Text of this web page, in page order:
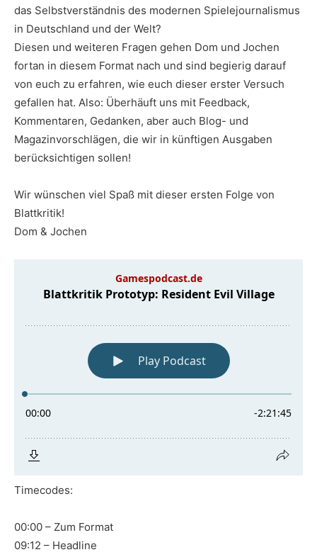
das Selbstverständnis des modernen Spielejournalismus
in Deutschland und der Welt?
Diesen und weiteren Fragen gehen Dom und Jochen
fortan in diesem Format nach und sind begierig darauf
von euch zu erfahren, wie euch dieser erster Versuch
gefallen hat. Also: Überhäuft uns mit Feedback,
Kommentaren, Gedanken, aber auch Blog- und
Magazinvorschlägen, die wir in künftigen Ausgaben
berücksichtigen sollen!
Wir wünschen viel Spaß mit dieser ersten Folge von
Blattkritik!
Dom & Jochen
Timecodes:
00:00 – Zum Format
09:12 – Headline